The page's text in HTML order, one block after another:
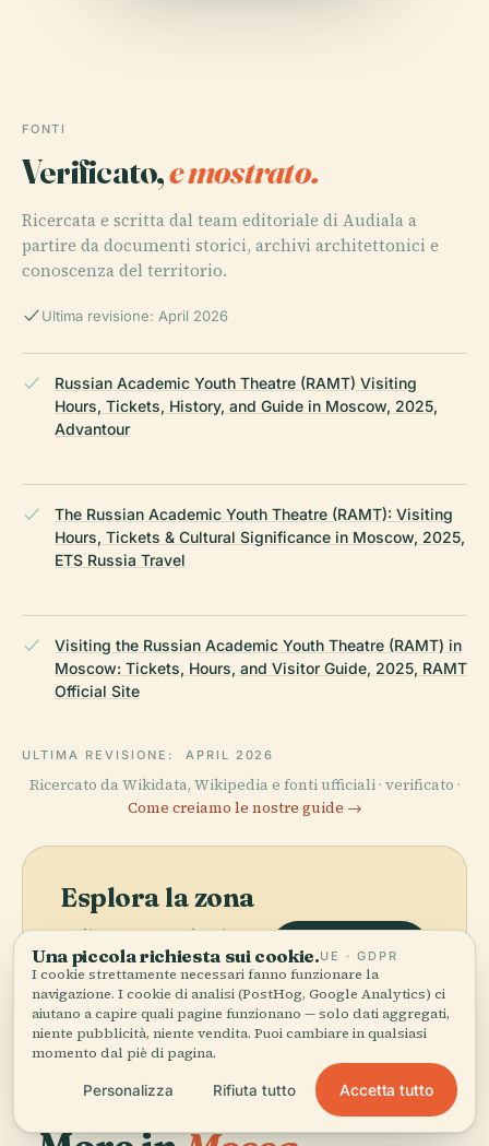
FONTI
Verificato,e mostrato.
Ricercata e scritta dal team editoriale di Audiala a
partire da documenti storici, archivi architettonici e
conoscenza del territorio.
Ultima revisione: April 2026
Russian Academic Youth Theatre (RAMT) Visiting
Hours, Tickets, History, and Guide in Moscow, 2025,
Advantour
The Russian Academic Youth Theatre (RAMT): Visiting
Hours, Tickets & Cultural Significance in Moscow, 2025,
ETS Russia Travel
Visiting the Russian Academic Youth Theatre (RAMT) in
Moscow: Tickets, Hours, and Visitor Guide, 2025, RAMT
Official Site
ULTIMA REVISIONE: APRIL 2026
Ricercato da Wikidata, Wikipedia e fonti ufficiali · verificato ·
Come creiamo le nostre guide →
Esplora la zona
Vedi Teatro Accademico
Giovanile Russo sulla
mappa e scopri cosa c'è nei
dintorni.
Vedi mappa
Una piccola richiesta sui cookie.UE · GDPR
I cookie strettamente necessari fanno funzionare la
navigazione. I cookie di analisi (PostHog, Google Analytics) ci
aiutano a capire quali pagine funzionano — solo dati aggregati,
niente pubblicità, niente vendita. Puoi cambiare in qualsiasi
momento dal piè di pagina.
Personalizza Rifiuta tutto Accetta tutto